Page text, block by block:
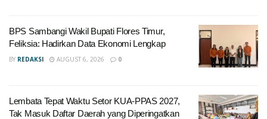
BPS Sambangi Wakil Bupati Flores Timur,
Feliksia: Hadirkan Data Ekonomi Lengkap
BY REDAKSI AUGUST 6, 2026 0
Lembata Tepat Waktu Setor KUA-PPAS 2027,
Tak Masuk Daftar Daerah yang Diperingatkan